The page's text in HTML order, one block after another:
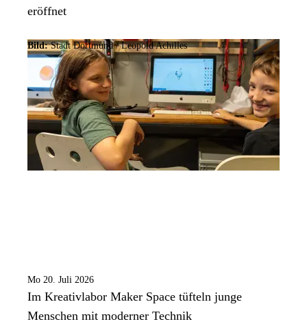
eröffnet
Bild:Stadt Dortmund /Leopold Achilles
Mo 20. Juli 2026
Im Kreativlabor Maker Space tüfteln junge
Menschen mit moderner Technik